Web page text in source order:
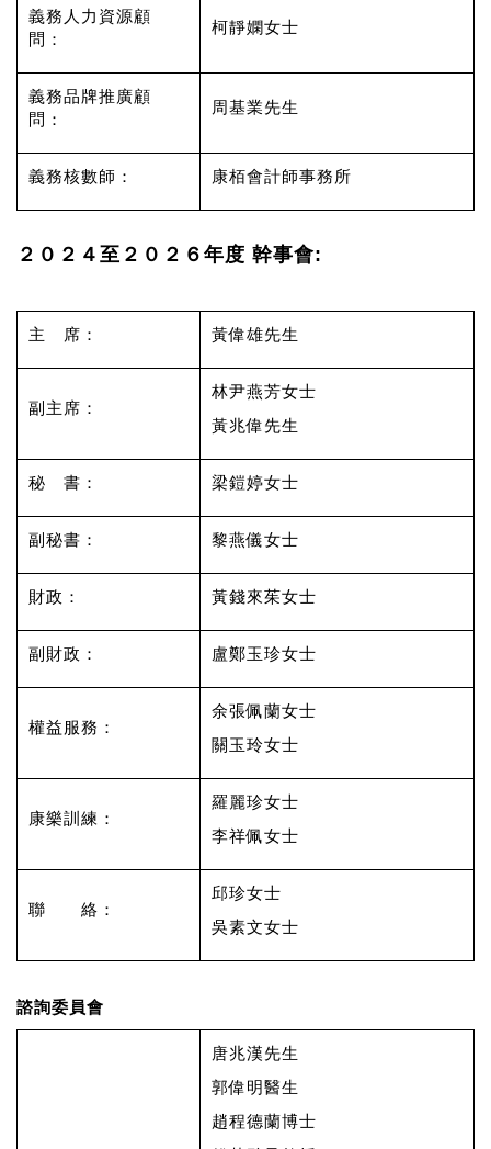
義務人力資源顧
問：
柯靜嫻女士
義務品牌推廣顧
問：
周基業先生
義務核數師： 康栢會計師事務所
２０２４至２０２６年度 幹事會:
主 席： 黃偉雄先生
副主席：
林尹燕芳女士
黃兆偉先生
秘 書： 梁鎧婷女士
副秘書： 黎燕儀女士
財政： 黃錢來茱女士
副財政： 盧鄭玉珍女士
權益服務：
余張佩蘭女士
關玉玲女士
康樂訓練：
羅麗珍女士
李祥佩女士
聯 絡：
邱珍女士
吳素文女士
諮詢委員會
唐兆漢先生
郭偉明醫生
趙程德蘭博士